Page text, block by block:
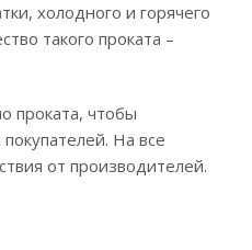
холодного и горячего
такого проката –
проката, чтобы
На все
от производителей.